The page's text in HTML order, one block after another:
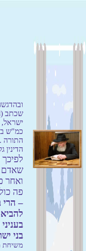
שכתב
ישראל,
כמ"ש
התורה
הדינין
שאדם
ואחר
פה
– הרי
בני
משיחת